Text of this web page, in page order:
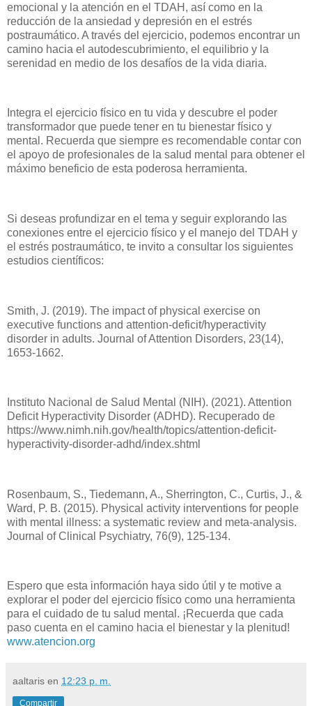
emocional y la atención en el TDAH, así como en la
reducción de la ansiedad y depresión en el estrés
postraumático. A través del ejercicio, podemos encontrar un
camino hacia el autodescubrimiento, el equilibrio y la
serenidad en medio de los desafíos de la vida diaria.
Integra el ejercicio físico en tu vida y descubre el poder
transformador que puede tener en tu bienestar físico y
mental. Recuerda que siempre es recomendable contar con
el apoyo de profesionales de la salud mental para obtener el
máximo beneficio de esta poderosa herramienta.
Si deseas profundizar en el tema y seguir explorando las
conexiones entre el ejercicio físico y el manejo del TDAH y
el estrés postraumático, te invito a consultar los siguientes
estudios científicos:
Smith, J. (2019). The impact of physical exercise on
executive functions and attention-deficit/hyperactivity
disorder in adults. Journal of Attention Disorders, 23(14),
1653-1662.
Instituto Nacional de Salud Mental (NIH). (2021). Attention
Deficit Hyperactivity Disorder (ADHD). Recuperado de
https://www.nimh.nih.gov/health/topics/attention-deficit-
hyperactivity-disorder-adhd/index.shtml
Rosenbaum, S., Tiedemann, A., Sherrington, C., Curtis, J., &
Ward, P. B. (2015). Physical activity interventions for people
with mental illness: a systematic review and meta-analysis.
Journal of Clinical Psychiatry, 76(9), 125-134.
Espero que esta información haya sido útil y te motive a
explorar el poder del ejercicio físico como una herramienta
para el cuidado de tu salud mental. ¡Recuerda que cada
paso cuenta en el camino hacia el bienestar y la plenitud!
www.atencion.org
aaltaris en 12:23 p. m.
Compartir